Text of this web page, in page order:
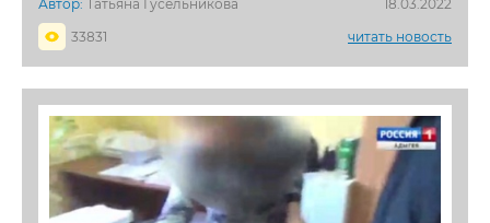
Автор: Татьяна Гусельникова
18.03.2022
33831
читать новость